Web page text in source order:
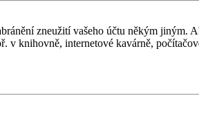
zneužití vašeho účtu někým jiným.
v knihovně, internetové kavárně,